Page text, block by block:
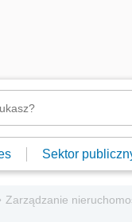
Sektor
Zarządzanie